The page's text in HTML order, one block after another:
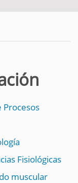
Fisiológicas
muscular